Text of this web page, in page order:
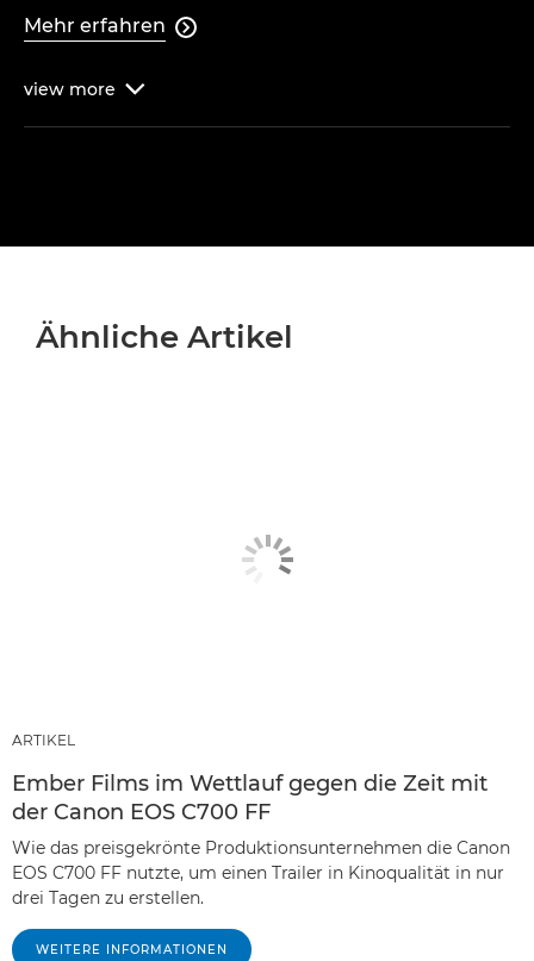
Mehr erfahren 
view more 
Ähnliche Artikel
ARTIKEL
Ember Films im Wettlauf gegen die Zeit mit
der Canon EOS C700 FF
Wie das preisgekrönte Produktionsunternehmen die Canon
EOS C700 FF nutzte, um einen Trailer in Kinoqualität in nur
drei Tagen zu erstellen.
WEITERE INFORMATIONEN